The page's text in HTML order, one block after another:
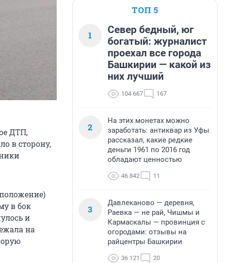
ДТП,
в сторону,
в бок
и
на
ТОП 5
1
Север бедный, юг
богатый: журналист
проехал все города
Башкирии — какой из
них лучший
104 667 167
2
На этих монетах можно
заработать: антиквар из Уфы
рассказал, какие редкие
деньги 1961 по 2016 год
обладают ценностью
46 842 11
3
Давлеканово — деревня,
Раевка — не рай, Чишмы и
Кармаскалы — провинция с
огородами: отзывы на
райцентры Башкирии
36 121 20